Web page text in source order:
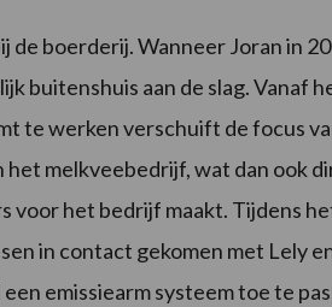
de boerderij. Wanneer Joran in
buitenshuis aan de slag. Vanaf
te werken verschuift de focus
melkveebedrijf, wat dan ook
voor het bedrijf maakt. Tijdens
in contact gekomen met Lely
emissiearm systeem toe te